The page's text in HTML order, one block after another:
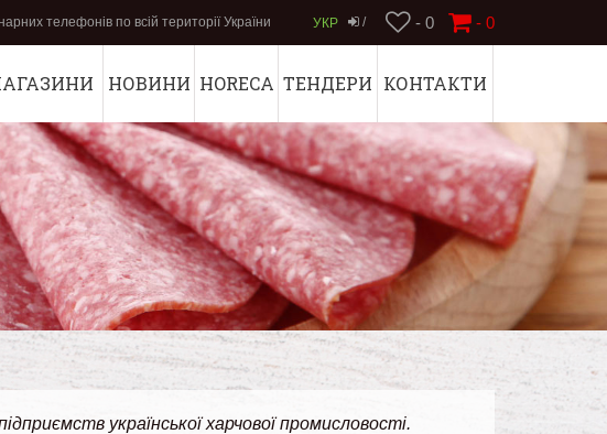
телефонів по всій території України УКР / - 0 - 0
НОВИНИ HORECA ТЕНДЕРИ КОНТАКТИ
української харчової промисловості.